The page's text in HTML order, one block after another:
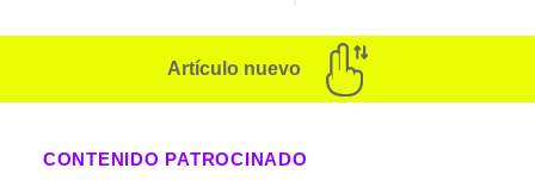
Artículo nuevo
CONTENIDO PATROCINADO